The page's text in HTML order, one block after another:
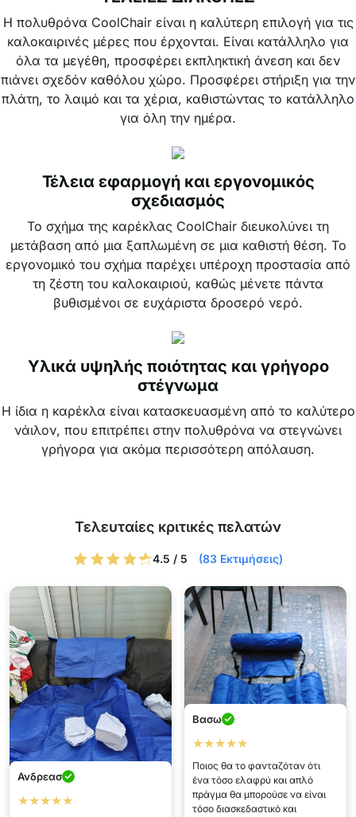
Η πολυθρόνα CoolChair είναι η καλύτερη επιλογή για τις
καλοκαιρινές μέρες που έρχονται. Είναι κατάλληλο για
όλα τα μεγέθη, προσφέρει εκπληκτική άνεση και δεν
πιάνει σχεδόν καθόλου χώρο. Προσφέρει στήριξη για την
πλάτη, το λαιμό και τα χέρια, καθιστώντας το κατάλληλο
για όλη την ημέρα.
Τέλεια εφαρμογή και εργονομικός
σχεδιασμός
Το σχήμα της καρέκλας CoolChair διευκολύνει τη
μετάβαση από μια ξαπλωμένη σε μια καθιστή θέση. Το
εργονομικό του σχήμα παρέχει υπέροχη προστασία από
τη ζέστη του καλοκαιριού, καθώς μένετε πάντα
βυθισμένοι σε ευχάριστα δροσερό νερό.
Υλικά υψηλής ποιότητας και γρήγορο
στέγνωμα
Η ίδια η καρέκλα είναι κατασκευασμένη από το καλύτερο
νάιλον, που επιτρέπει στην πολυθρόνα να στεγνώνει
γρήγορα για ακόμα περισσότερη απόλαυση.
Τελευταίες κριτικές πελατών
4.5 / 5 (83 Εκτιμήσεις)
Βασω
★★★★★
Ποιος θα το φανταζόταν ότι
ένα τόσο ελαφρύ και απλό
πράγμα θα μπορούσε να είναι
τόσο διασκεδαστικό και
Ανδρεασ
★★★★★